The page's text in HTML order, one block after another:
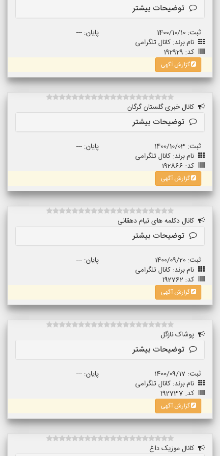
توضیحات بیشتر
ثبت: 1400/10/10
پایان: ---
نام برند: کانال تلگرامی
کد: 192929
گزارش آگهی
کانال خبری گلستان گرگان
توضیحات بیشتر
ثبت: 1400/10/03
پایان: ---
نام برند: کانال تلگرامی
کد: 192866
گزارش آگهی
کانال دکلمه های تیام دهقانی
توضیحات بیشتر
ثبت: 1400/09/20
پایان: ---
نام برند: کانال تلگرامی
کد: 192762
گزارش آگهی
پوشاک نازگل
توضیحات بیشتر
ثبت: 1400/09/17
پایان: ---
نام برند: کانال تلگرامی
کد: 192737
گزارش آگهی
کانال موزیک داغ